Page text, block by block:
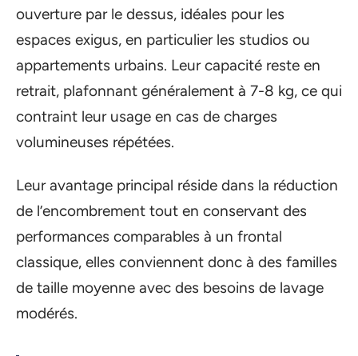
ouverture par le dessus, idéales pour les
espaces exigus, en particulier les studios ou
appartements urbains. Leur capacité reste en
retrait, plafonnant généralement à 7-8 kg, ce qui
contraint leur usage en cas de charges
volumineuses répétées.
Leur avantage principal réside dans la réduction
de l’encombrement tout en conservant des
performances comparables à un frontal
classique, elles conviennent donc à des familles
de taille moyenne avec des besoins de lavage
modérés.